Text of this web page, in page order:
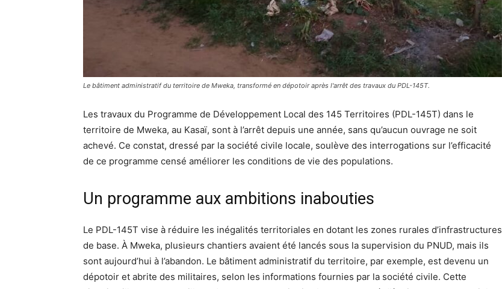
Le bâtiment administratif du territoire de Mweka, transformé en dépotoir après l'arrêt des travaux du PDL-145T.
Les travaux du Programme de Développement Local des 145 Territoires (PDL-145T) dans le
territoire de Mweka, au Kasaï, sont à l’arrêt depuis une année, sans qu’aucun ouvrage ne soit
achevé. Ce constat, dressé par la société civile locale, soulève des interrogations sur l’efficacité
de ce programme censé améliorer les conditions de vie des populations.
Un programme aux ambitions inabouties
Le PDL-145T vise à réduire les inégalités territoriales en dotant les zones rurales d’infrastructures
de base. À Mweka, plusieurs chantiers avaient été lancés sous la supervision du PNUD, mais ils
sont aujourd’hui à l’abandon. Le bâtiment administratif du territoire, par exemple, est devenu un
dépotoir et abrite des militaires, selon les informations fournies par la société civile. Cette